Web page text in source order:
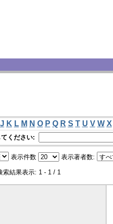
J K L M N O P Q R S T U V W X
ください:
表示件数 表示著者数:
索結果表示: 1 - 1 / 1